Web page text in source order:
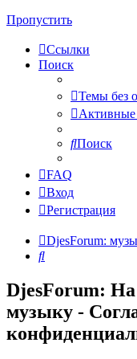
Пропустить
Ссылки
Поиск
Темы без
Поиск
FAQ
Вход
Регистрация
DjesForum:
Поиск
DjesForum:
музыку -